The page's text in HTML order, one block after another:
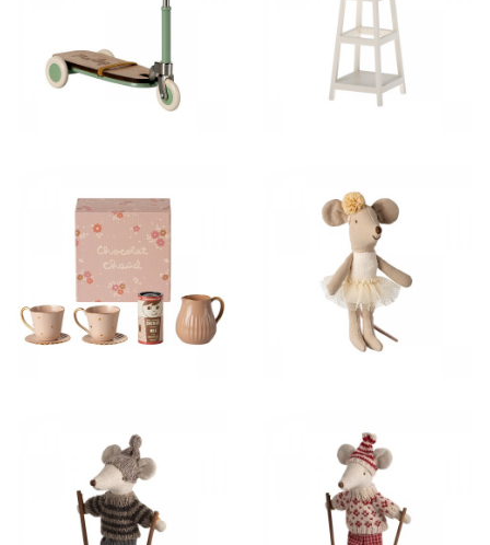
14,00 €
31,00 € 18,50 €
42,50 € 45,00 €